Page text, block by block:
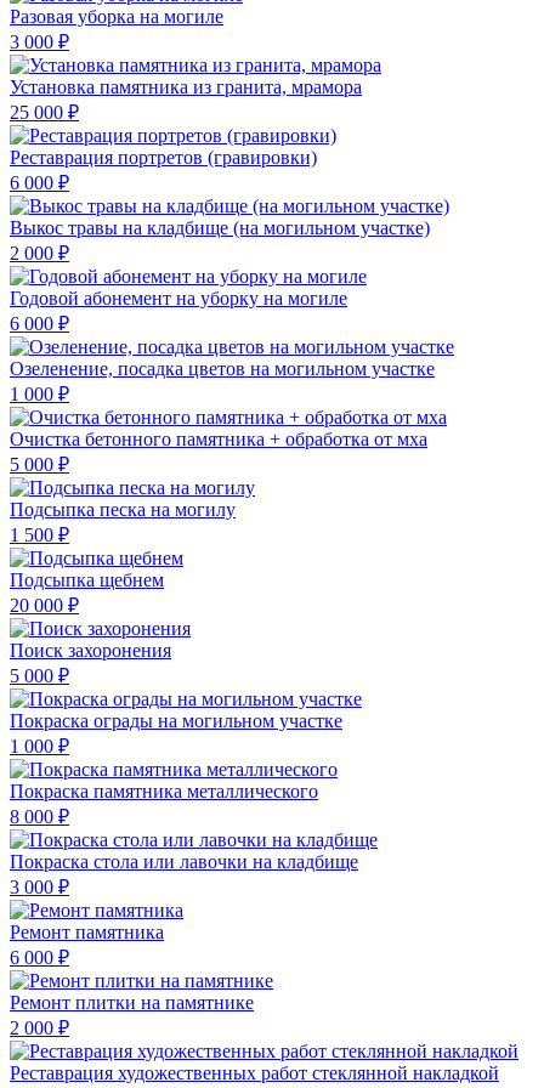
Разовая уборка на могиле
3 000 ₽
Установка памятника из гранита, мрамора
25 000 ₽
Реставрация портретов (гравировки)
6 000 ₽
Выкос травы на кладбище (на могильном участке)
2 000 ₽
Годовой абонемент на уборку на могиле
6 000 ₽
Озеленение, посадка цветов на могильном участке
1 000 ₽
Очистка бетонного памятника + обработка от мха
5 000 ₽
Подсыпка песка на могилу
1 500 ₽
Подсыпка щебнем
20 000 ₽
Поиск захоронения
5 000 ₽
Покраска ограды на могильном участке
1 000 ₽
Покраска памятника металлического
8 000 ₽
Покраска стола или лавочки на кладбище
3 000 ₽
Ремонт памятника
6 000 ₽
Ремонт плитки на памятнике
2 000 ₽
Реставрация художественных работ стеклянной накладкой